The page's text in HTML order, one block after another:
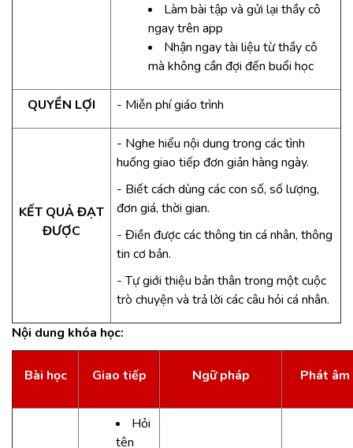
Làm bài tập và gửi lại thầy cô
ngay trên app
Nhận ngay tài liệu từ thầy cô
mà không cần đợi đến buổi học
QUYỀN LỢI - Miễn phí giáo trình
KẾT QUẢ ĐẠT
ĐƯỢC
- Nghe hiểu nội dung trong các tình
huống giao tiếp đơn giản hàng ngày.
- Biết cách dùng các con số, số lượng,
đơn giá, thời gian.
- Điền được các thông tin cá nhân, thông
tin cơ bản.
- Tự giới thiệu bản thân trong một cuộc
trò chuyện và trả lời các câu hỏi cá nhân.
Nội dung khóa học:
Bài học Giao tiếp Ngữ pháp Phát âm
Hỏi
tên